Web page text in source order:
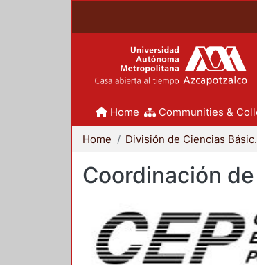
Home Communities &
Home División
Coordinación